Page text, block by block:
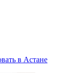
в Астане